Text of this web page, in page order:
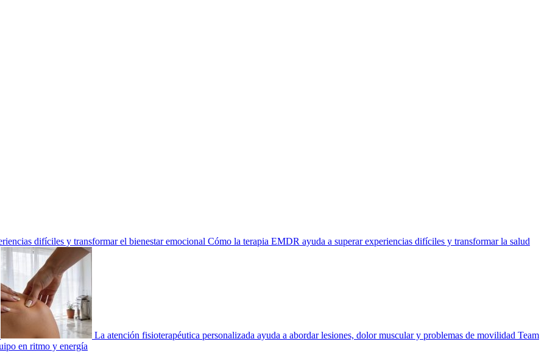
difíciles y transformar el bienestar emocional Cómo la terapia EMDR ayuda a superar experiencias difíciles y transformar la salud
La atención fisioterapéutica personalizada ayuda a abordar lesiones, dolor muscular y problemas de movilidad Team
en ritmo y energía